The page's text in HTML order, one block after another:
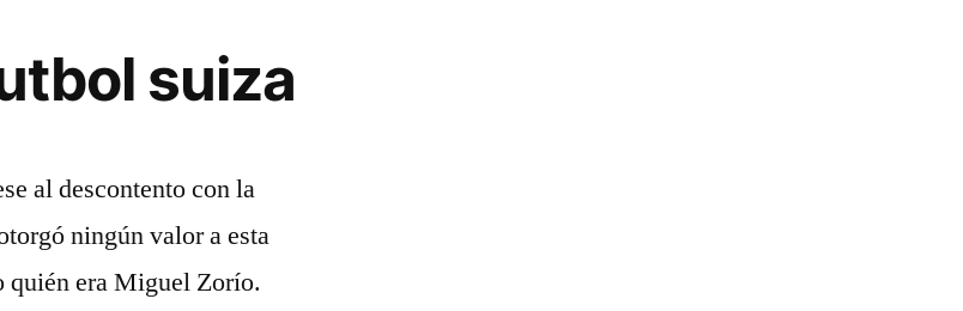
suiza
al descontento con la
ningún valor a esta
quién era Miguel Zorío.